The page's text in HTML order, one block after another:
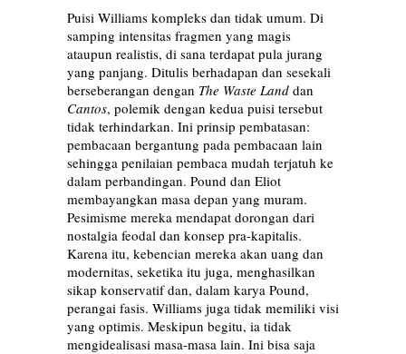
Puisi Williams kompleks dan tidak umum. Di
samping intensitas fragmen yang magis
ataupun realistis, di sana terdapat pula jurang
yang panjang. Ditulis berhadapan dan sesekali
berseberangan dengan The Waste Land dan
Cantos, polemik dengan kedua puisi tersebut
tidak terhindarkan. Ini prinsip pembatasan:
pembacaan bergantung pada pembacaan lain
sehingga penilaian pembaca mudah terjatuh ke
dalam perbandingan. Pound dan Eliot
membayangkan masa depan yang muram.
Pesimisme mereka mendapat dorongan dari
nostalgia feodal dan konsep pra-kapitalis.
Karena itu, kebencian mereka akan uang dan
modernitas, seketika itu juga, menghasilkan
sikap konservatif dan, dalam karya Pound,
perangai fasis. Williams juga tidak memiliki visi
yang optimis. Meskipun begitu, ia tidak
mengidealisasi masa-masa lain. Ini bisa saja